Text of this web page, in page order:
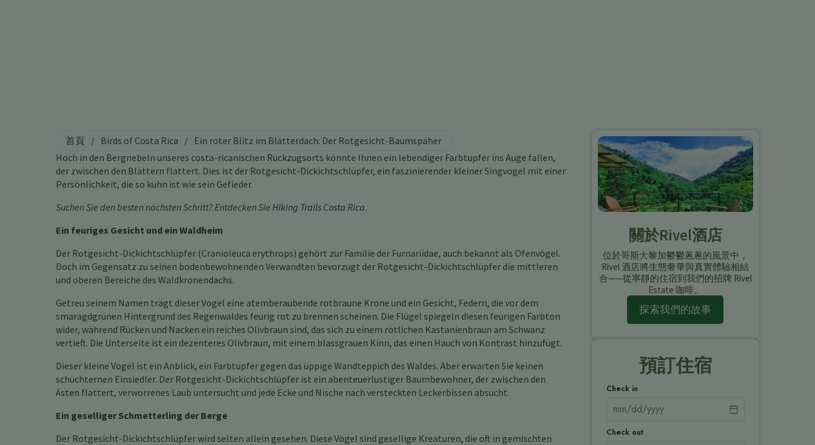
首頁 / Birds of Costa Rica / Ein roter Blitz im Blätterdach: Der Rotgesicht-Baumspäher
Hoch in den Bergnebeln unseres costa-ricanischen Rückzugsorts könnte Ihnen ein lebendiger Farbtupfer ins Auge fallen,
der zwischen den Blättern flattert. Dies ist der Rotgesicht-Dickichtschlüpfer, ein faszinierender kleiner Singvogel mit einer
Persönlichkeit, die so kühn ist wie sein Gefieder.
Suchen Sie den besten nächsten Schritt? Entdecken Sie Hiking Trails Costa Rica.
Ein feuriges Gesicht und ein Waldheim
Der Rotgesicht-Dickichtschlüpfer (Cranioleuca erythrops) gehört zur Familie der Furnariidae, auch bekannt als Ofenvögel.
Doch im Gegensatz zu seinen bodenbewohnenden Verwandten bevorzugt der Rotgesicht-Dickichtschlüpfer die mittleren
und oberen Bereiche des Waldkronendachs.
Getreu seinem Namen trägt dieser Vogel eine atemberaubende rotbraune Krone und ein Gesicht, Federn, die vor dem
smaragdgrünen Hintergrund des Regenwaldes feurig rot zu brennen scheinen. Die Flügel spiegeln diesen feurigen Farbton
wider, während Rücken und Nacken ein reiches Olivbraun sind, das sich zu einem rötlichen Kastanienbraun am Schwanz
vertieft. Die Unterseite ist ein dezenteres Olivbraun, mit einem blassgrauen Kinn, das einen Hauch von Kontrast hinzufügt.
Dieser kleine Vogel ist ein Anblick, ein Farbtupfer gegen das üppige Wandteppich des Waldes. Aber erwarten Sie keinen
schüchternen Einsiedler. Der Rotgesicht-Dickichtschlüpfer ist ein abenteuerlustiger Baumbewohner, der zwischen den
Ästen flattert, verworrenes Laub untersucht und jede Ecke und Nische nach versteckten Leckerbissen absucht.
Ein geselliger Schmetterling der Berge
Der Rotgesicht-Dickichtschlüpfer wird selten allein gesehen. Diese Vögel sind gesellige Kreaturen, die oft in gemischten
關於Rivel酒店
位於哥斯大黎加鬱鬱蔥蔥的風景中，
Rivel 酒店將生態奢華與真實體驗相結
合——從寧靜的住宿到我們的招牌 Rivel
Estate 咖啡。
探索我們的故事
預訂住宿
Check in
Check out